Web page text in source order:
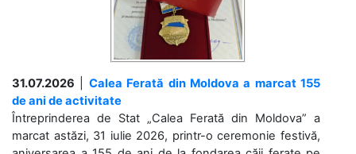
31.07.2026
Calea Ferată din Moldova a marcat 155
de ani de activitate
Întreprinderea de Stat „Calea Ferată din Moldova” a
marcat astăzi, 31 iulie 2026, printr-o ceremonie festivă,